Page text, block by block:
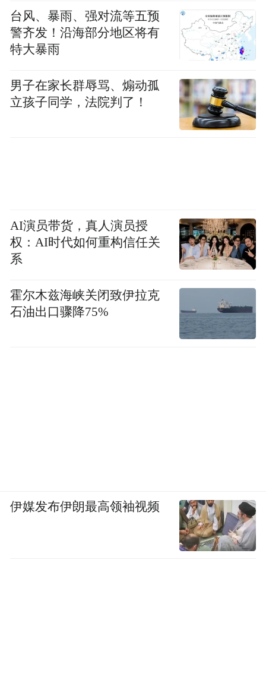
频)为凤凰网旗下自媒体平台“大风号”用户上传并发
布，本平台仅提供信息存储空间服务。
Notice: The content above (including the videos,
pictures and audios if any) is uploaded and posted
platform and merely provides information storage
space services.”
台风、暴雨、强对流等五预
警齐发！沿海部分地区将有
特大暴雨
男子在家长群辱骂、煽动孤
立孩子同学，法院判了！
AI演员带货，真人演员授
权：AI时代如何重构信任关
系
霍尔木兹海峡关闭致伊拉克
石油出口骤降75%
伊媒发布伊朗最高领袖视频